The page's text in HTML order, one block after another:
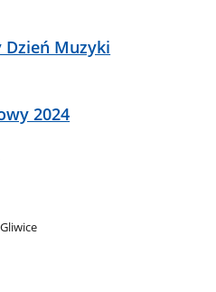
Muzyki
2024
Gliwice